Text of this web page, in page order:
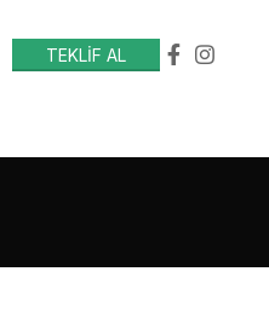
TEKLİF AL